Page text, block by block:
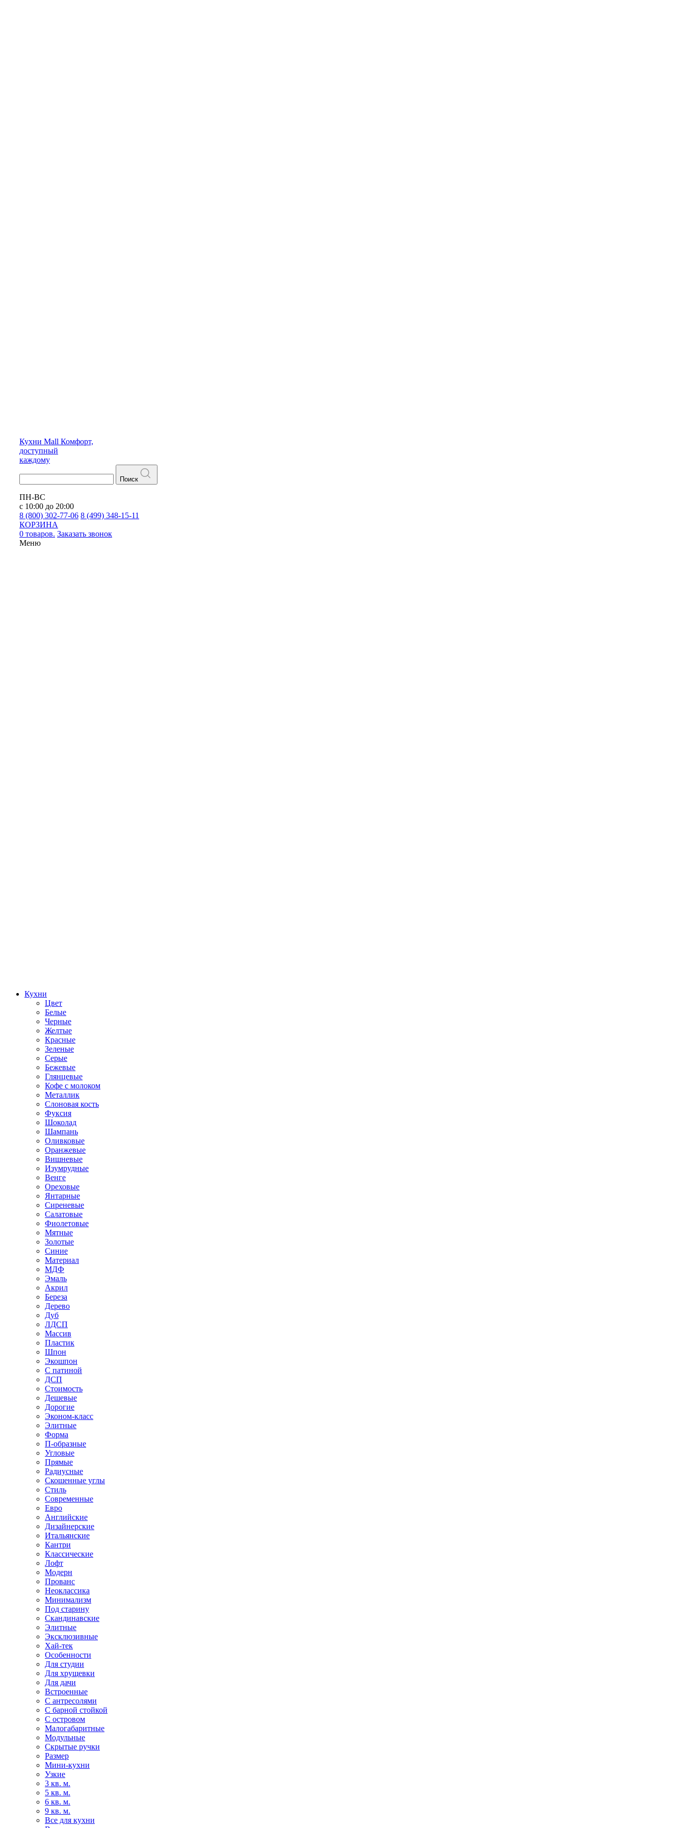
Кухни Mall Комфорт,
доступный
каждому
Поиск
ПН-ВС
с 10:00 до 20:00
8 (800) 302-77-06 8 (499) 348-15-11
КОРЗИНА
0 товаров. Заказать звонок
Меню
Кухни
Цвет
Белые
Черные
Желтые
Красные
Зеленые
Серые
Бежевые
Глянцевые
Кофе с молоком
Металлик
Слоновая кость
Фуксия
Шоколад
Шампань
Оливковые
Оранжевые
Вишневые
Изумрудные
Венге
Ореховые
Янтарные
Сиреневые
Салатовые
Фиолетовые
Мятные
Золотые
Синие
Материал
МДФ
Эмаль
Акрил
Береза
Дерево
Дуб
ЛДСП
Массив
Пластик
Шпон
Экошпон
С патиной
ДСП
Стоимость
Дешевые
Дорогие
Эконом-класс
Элитные
Форма
П-образные
Угловые
Прямые
Радиусные
Скошенные углы
Стиль
Современные
Евро
Английские
Дизайнерские
Итальянские
Кантри
Классические
Лофт
Модерн
Прованс
Неоклассика
Минимализм
Под старину
Скандинавские
Элитные
Эксклюзивные
Хай-тек
Особенности
Для студии
Для хрущевки
Для дачи
Встроенные
С антресолями
С барной стойкой
С островом
Малогабаритные
Модульные
Скрытые ручки
Размер
Мини-кухни
Узкие
3 кв. м.
5 кв. м.
6 кв. м.
9 кв. м.
Все для кухни